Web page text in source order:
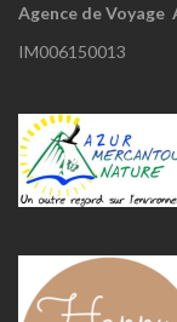
Agence de Voyage
IM006150013